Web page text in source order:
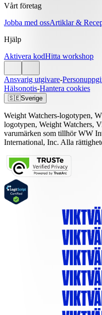
Vårt företag
Jobba med ossArtiklar &
Hjälp
Aktivera kodHitta workshop
Ansvarig utgivare-
Hälsonotis-Hantera cookies
🇸🇪Sverige
Weight Watchers-logotypen,
logotypen, Weight Watchers,
varumärken som tillhör WW
International, Inc. Alla